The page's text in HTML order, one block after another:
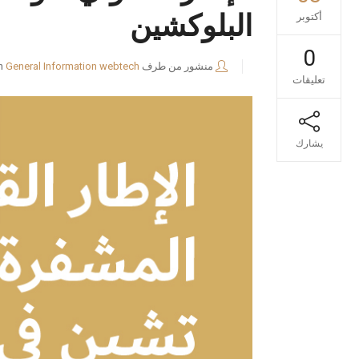
أكتوبر
0
تعليقات
يشارك
البلوكشين
منشور من طرف webtech
General Information